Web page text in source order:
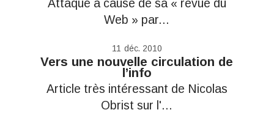
Attaqué à cause de sa « revue du
Web » par...
11 déc. 2010
Vers une nouvelle circulation de
l’info
Article très intéressant de Nicolas
Obrist sur l'...